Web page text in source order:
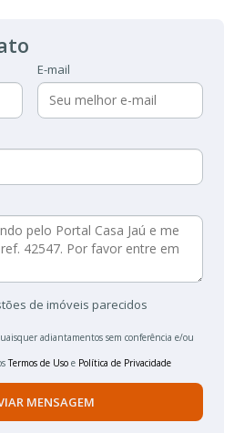
E-mail
de imóveis parecidos
adiantamentos sem conferência e/ou
Termos de Uso e Política de Privacidade
MENSAGEM